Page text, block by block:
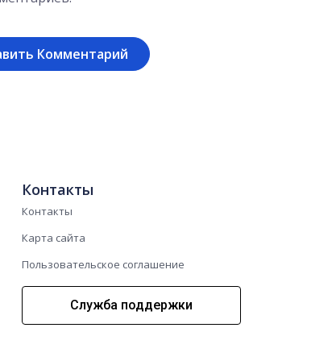
Контакты
Контакты
Карта сайта
Пользовательское соглашение
Служба поддержки